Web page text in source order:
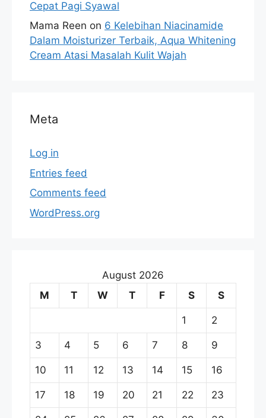
Cepat Pagi Syawal
Mama Reen on 6 Kelebihan Niacinamide
Dalam Moisturizer Terbaik, Aqua Whitening
Cream Atasi Masalah Kulit Wajah
Meta
Log in
Entries feed
Comments feed
WordPress.org
August 2026
M
T W T F S S
1 2
3 4 5 6 7 8 9
10 11 12 13 14 15 16
17 18 19 20 21 22 23